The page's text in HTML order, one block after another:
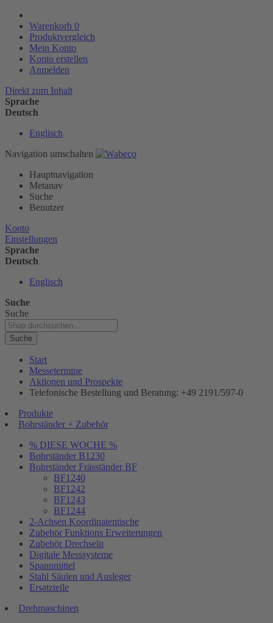
Warenkorb 0
Produktvergleich
Mein Konto
Konto erstellen
Anmelden
Direkt zum Inhalt
Sprache
Deutsch
Englisch
Navigation umschalten
Hauptnavigation
Metanav
Suche
Benutzer
Konto
Einstellungen
Sprache
Deutsch
Englisch
Suche
Suche
Suche
Start
Messetermine
Aktionen und Prospekte
Telefonische Bestellung und Beratung: +49 2191/597-0
Produkte
Bohrständer + Zubehör
% DIESE WOCHE %
Bohrständer B1230
Bohrständer Fräsständer BF
BF1240
BF1242
BF1243
BF1244
2-Achsen Koordinatentische
Zubehör Funktions Erweiterungen
Zubehör Drechseln
Digitale Messsysteme
Spannmittel
Stahl Säulen und Ausleger
Ersatzteile
Drehmaschinen